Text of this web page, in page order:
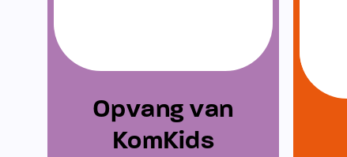
Opvang van
KomKids